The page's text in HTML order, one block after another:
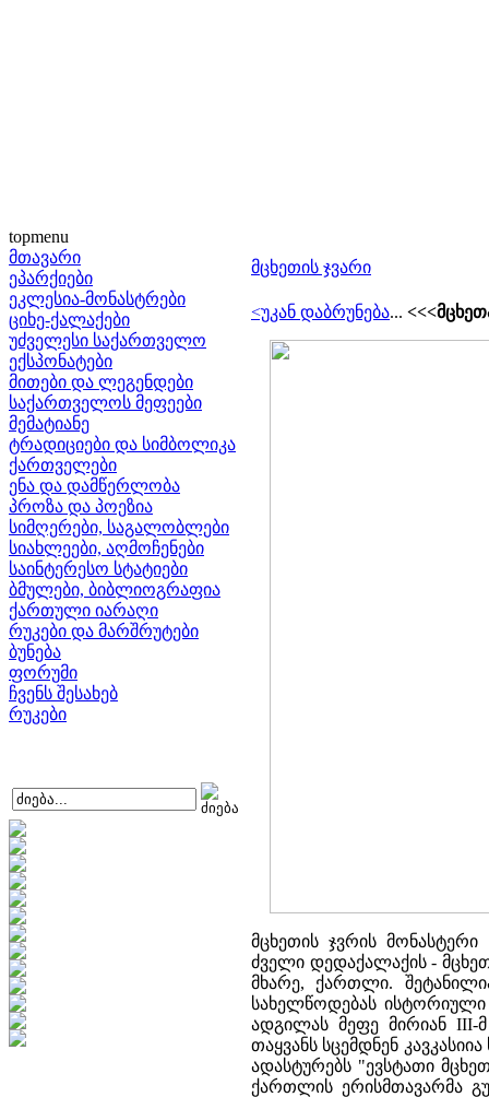
topmenu
მთავარი
ეპარქიები
ეკლესია-მონასტრები
ციხე-ქალაქები
უძველესი საქართველო
ექსპონატები
მითები და ლეგენდები
საქართველოს მეფეები
მემატიანე
ტრადიციები და სიმბოლიკა
ქართველები
ენა და დამწერლობა
პროზა და პოეზია
სიმღერები, საგალობლები
სიახლეები, აღმოჩენები
საინტერესო სტატიები
ბმულები, ბიბლიოგრაფია
ქართული იარაღი
რუკები და მარშრუტები
ბუნება
ფორუმი
ჩვენს შესახებ
რუკები
მცხეთის ჯვარი
<უკან დაბრუნება...
მცხეთის ჯვრის
ძველი დედაქალაქის -
მხარე, ქართლი.
სახელწოდებას ისტორიული
ადგილას მეფე მირიან
თაყვანს სცემდნენ
ადასტურებს "ევსტათი
ქართლის ერისმთავარმა